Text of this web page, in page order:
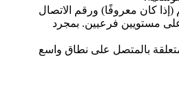
كان معروفًا) ورقم الاتصال
مستويين فرعيين. بمجرد
بالمتصل على نطاق واسع